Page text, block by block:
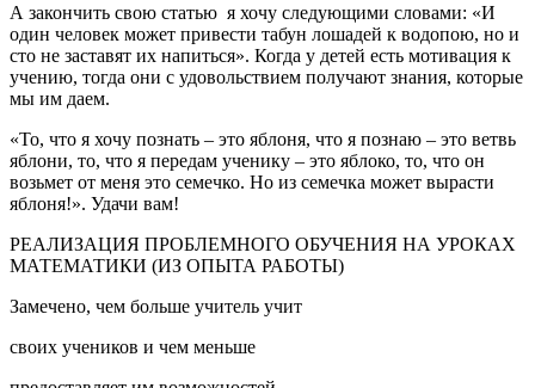
А закончить свою статью я хочу следующими словами: «И
один человек может привести табун лошадей к водопою, но и
сто не заставят их напиться». Когда у детей есть мотивация к
учению, тогда они с удовольствием получают знания, которые
мы им даем.
«То, что я хочу познать – это яблоня, что я познаю – это ветвь
яблони, то, что я передам ученику – это яблоко, то, что он
возьмет от меня это семечко. Но из семечка может вырасти
яблоня!». Удачи вам!
РЕАЛИЗАЦИЯ ПРОБЛЕМНОГО ОБУЧЕНИЯ НА УРОКАХ
МАТЕМАТИКИ (ИЗ ОПЫТА РАБОТЫ)
Замечено, чем больше учитель учит
своих учеников и чем меньше